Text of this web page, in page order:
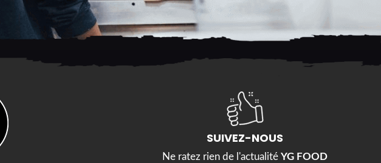
SUIVEZ-NOUS
Ne ratez rien de l'actualité YG FOOD